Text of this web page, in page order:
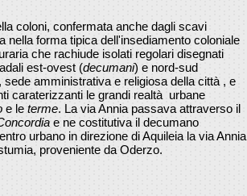
coloni, confermata anche dagli scavi
nella forma tipica dell'insediamento coloniale
che rachiude isolati regolari disegnati
est-ovest (decumani) e nord-sud
, sede amministrativa e religiosa della città , e
caraterizzanti le grandi realtà urbane
e le terme. La via Annia passava attraverso il
e ne costitutiva il decumano
urbano in direzione di Aquileia la via Annia
proveniente da Oderzo.